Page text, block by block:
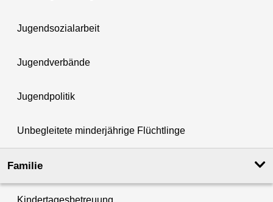
Jugendsozialarbeit
Jugendverbände
Jugendpolitik
Unbegleitete minderjährige Flüchtlinge
Familie
Kindertagesbetreuung